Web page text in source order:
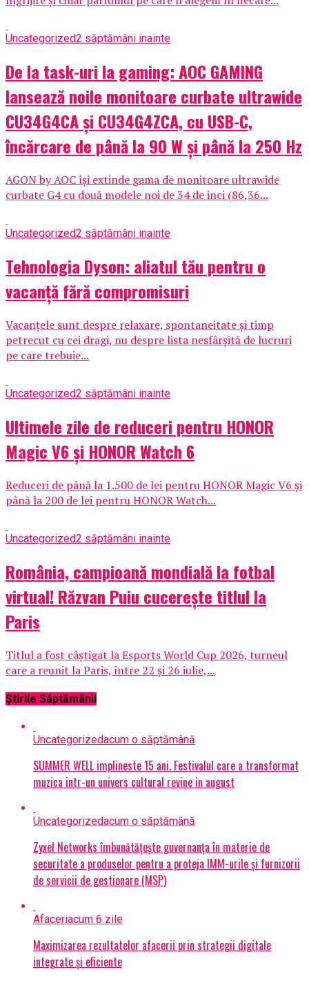
Uncategorized2 săptămâni inainte
De la task-uri la gaming: AOC GAMING
lansează noile monitoare curbate ultrawide
CU34G4CA și CU34G4ZCA, cu USB-C,
încărcare de până la 90 W și până la 250 Hz
AGON by AOC își extinde gama de monitoare ultrawide
curbate G4 cu două modele noi de 34 de inci (86,36...
Uncategorized2 săptămâni inainte
Tehnologia Dyson: aliatul tău pentru o
vacanță fără compromisuri
Vacanțele sunt despre relaxare, spontaneitate și timp
petrecut cu cei dragi, nu despre lista nesfârșită de lucruri
pe care trebuie...
Uncategorized2 săptămâni inainte
Ultimele zile de reduceri pentru HONOR
Magic V6 și HONOR Watch 6
Reduceri de până la 1.500 de lei pentru HONOR Magic V6 și
până la 200 de lei pentru HONOR Watch...
Uncategorized2 săptămâni inainte
România, campioană mondială la fotbal
virtual! Răzvan Puiu cucerește titlul la
Paris
Titlul a fost câștigat la Esports World Cup 2026, turneul
care a reunit la Paris, între 22 și 26 iulie,...
Știrile Săptămânii
Uncategorizedacum o săptămână
SUMMER WELL implineste 15 ani. Festivalul care a transformat
muzica intr-un univers cultural revine in august
Uncategorizedacum o săptămână
Zyxel Networks îmbunătățește guvernanța în materie de
securitate a produselor pentru a proteja IMM-urile și furnizorii
de servicii de gestionare (MSP)
Afaceriacum 6 zile
Maximizarea rezultatelor afacerii prin strategii digitale
integrate și eficiente